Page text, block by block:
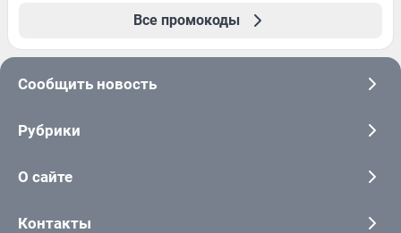
Все промокоды
Сообщить новость
Рубрики
О сайте
Контакты